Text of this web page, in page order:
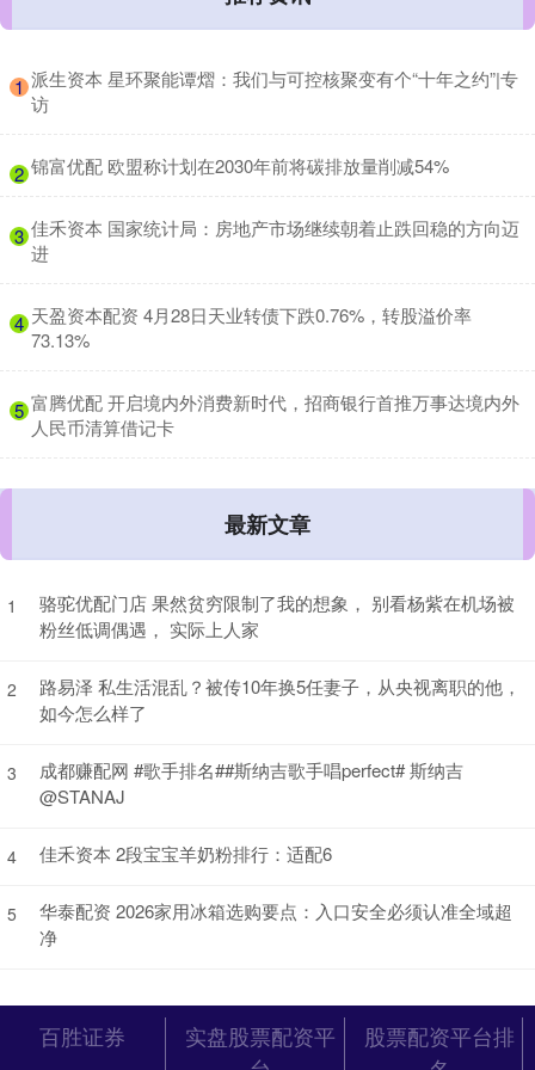
1 ​派生资本 星环聚能谭熠：我们与可控核聚变有个“十年之约”|专
访
2 ​锦富优配 欧盟称计划在2030年前将碳排放量削减54%
3 ​佳禾资本 国家统计局：房地产市场继续朝着止跌回稳的方向迈
进
4 ​天盈资本配资 4月28日天业转债下跌0.76%，转股溢价率
73.13%
5 ​富腾优配 开启境内外消费新时代，招商银行首推万事达境内外
人民币清算借记卡
最新文章
1
骆驼优配门店 果然贫穷限制了我的想象， 别看杨紫在机场被
粉丝低调偶遇， 实际上人家
2
路易泽 私生活混乱？被传10年换5任妻子，从央视离职的他，
如今怎么样了
3
成都赚配网 #歌手排名##斯纳吉歌手唱perfect# 斯纳吉
@STANAJ
4 佳禾资本 2段宝宝羊奶粉排行：适配6
5
华泰配资 2026家用冰箱选购要点：入口安全必须认准全域超
净
百胜证券
实盘股票配资平
股票配资平台排